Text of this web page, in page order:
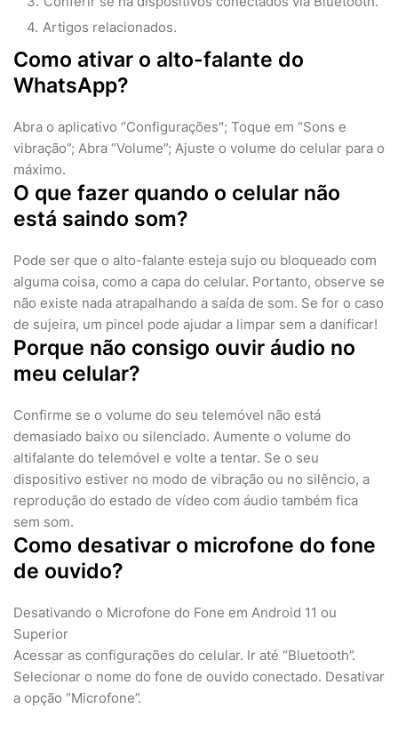
Artigos relacionados.
Como ativar o alto-falante do
WhatsApp?
Abra o aplicativo “Configurações"; Toque em “Sons e
vibração”; Abra “Volume”; Ajuste o volume do celular para o
máximo.
O que fazer quando o celular não
está saindo som?
Pode ser que o alto-falante esteja sujo ou bloqueado com
alguma coisa, como a capa do celular. Portanto, observe se
não existe nada atrapalhando a saída de som. Se for o caso
de sujeira, um pincel pode ajudar a limpar sem a danificar!
Porque não consigo ouvir áudio no
meu celular?
Confirme se o volume do seu telemóvel não está
demasiado baixo ou silenciado. Aumente o volume do
altifalante do telemóvel e volte a tentar. Se o seu
dispositivo estiver no modo de vibração ou no silêncio, a
reprodução do estado de vídeo com áudio também fica
sem som.
Como desativar o microfone do fone
de ouvido?
Desativando o Microfone do Fone em Android 11 ou
Superior
Acessar as configurações do celular. Ir até “Bluetooth”.
Selecionar o nome do fone de ouvido conectado. Desativar
a opção “Microfone”.